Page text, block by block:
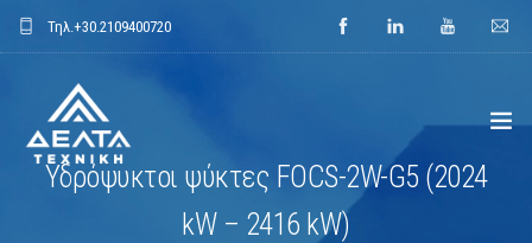
Τηλ.+30.2109400720
Υδρόψυκτοι ψύκτες FOCS-2W-G5 (2024
kW – 2416 kW)